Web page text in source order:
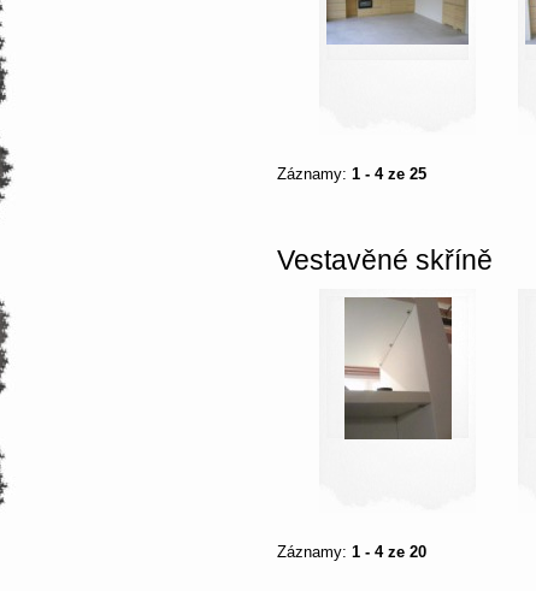
Záznamy: 1 - 4 ze 25
Vestavěné skříně
Záznamy: 1 - 4 ze 20